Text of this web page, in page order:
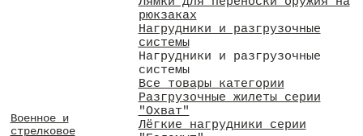
Военное и
стрелковое
рюкзаках
Нагрудники и разгрузочные
системы
Нагрудники и разгрузочные
системы
Все товары категории
Разгрузочные жилеты серии
"Охват"
Лёгкие нагрудники серии